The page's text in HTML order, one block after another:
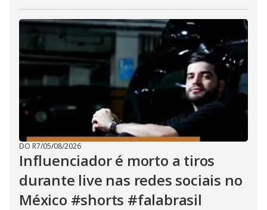
DO R7/05/08/2026
Influenciador é morto a tiros
durante live nas redes sociais no
México #shorts #falabrasil